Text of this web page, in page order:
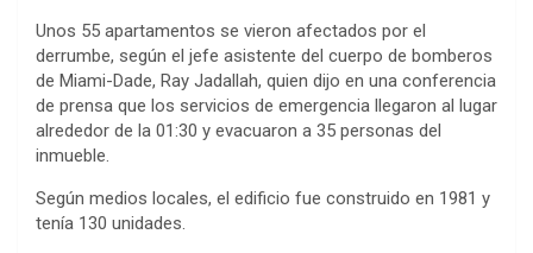
Unos 55 apartamentos se vieron afectados por el
derrumbe, según el jefe asistente del cuerpo de bomberos
de Miami-Dade, Ray Jadallah, quien dijo en una conferencia
de prensa que los servicios de emergencia llegaron al lugar
alrededor de la 01:30 y evacuaron a 35 personas del
inmueble.
Según medios locales, el edificio fue construido en 1981 y
tenía 130 unidades.